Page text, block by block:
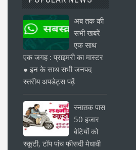
अब तक की
सभी खबरें
एक साथ
एक जगह : प्राइमरी का मास्टर
● इन के साथ सभी जनपद
स्तरीय अपडेट्स पढ़ें
स्नातक पास
50 हजार
बेटियों को
स्कूटी, टॉप पांच फीसदी मेधावी